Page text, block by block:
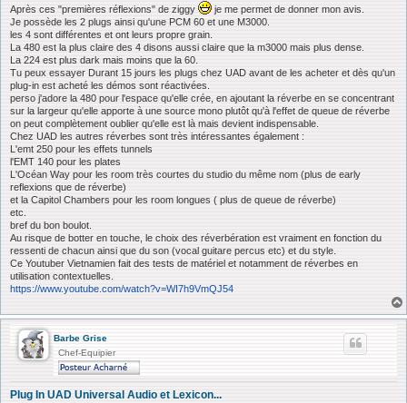
s
a
g
e
Après ces "premières réflexions" de ziggy
je me permet de donner mon avis.
Je possède les 2 plugs ainsi qu'une PCM 60 et une M3000.
les 4 sont différentes et ont leurs propre grain.
La 480 est la plus claire des 4 disons aussi claire que la m3000 mais plus dense.
La 224 est plus dark mais moins que la 60.
Tu peux essayer Durant 15 jours les plugs chez UAD avant de les acheter et dès qu'un
plug-in est acheté les démos sont réactivées.
perso j'adore la 480 pour l'espace qu'elle crée, en ajoutant la réverbe en se concentrant
sur la largeur qu'elle apporte à une source mono plutôt qu'à l'effet de queue de réverbe
on peut complètement oublier qu'elle est là mais devient indispensable.
Chez UAD les autres réverbes sont très intéressantes également :
L'emt 250 pour les effets tunnels
l'EMT 140 pour les plates
L'Océan Way pour les room très courtes du studio du même nom (plus de early
reflexions que de réverbe)
et la Capitol Chambers pour les room longues ( plus de queue de réverbe)
etc.
bref du bon boulot.
Au risque de botter en touche, le choix des réverbération est vraiment en fonction du
ressenti de chacun ainsi que du son (vocal guitare percus etc) et du style.
Ce Youtuber Vietnamien fait des tests de matériel et notamment de réverbes en
utilisation contextuelles.
https://www.youtube.com/watch?v=WI7h9VmQJ54
Barbe Grise
Chef-Equipier
Plug In UAD Universal Audio et Lexicon...